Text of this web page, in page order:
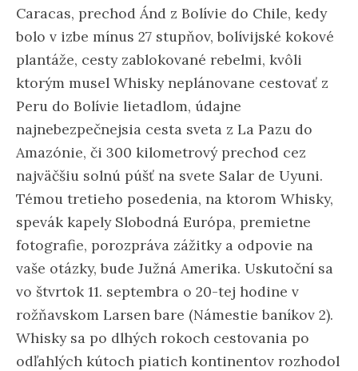
Caracas, prechod Ánd z Bolívie do Chile, kedy
bolo v izbe mínus 27 stupňov, bolívijské kokové
plantáže, cesty zablokované rebelmi, kvôli
ktorým musel Whisky neplánovane cestovať z
Peru do Bolívie lietadlom, údajne
najnebezpečnejsia cesta sveta z La Pazu do
Amazónie, či 300 kilometrový prechod cez
najväčšiu solnú púšť na svete Salar de Uyuni.
Témou tretieho posedenia, na ktorom Whisky,
spevák kapely Slobodná Európa, premietne
fotografie, porozpráva zážitky a odpovie na
vaše otázky, bude Južná Amerika. Uskutoční sa
vo štvrtok 11. septembra o 20-tej hodine v
rožňavskom Larsen bare (Námestie baníkov 2).
Whisky sa po dlhých rokoch cestovania po
odľahlých kútoch piatich kontinentov rozhodol